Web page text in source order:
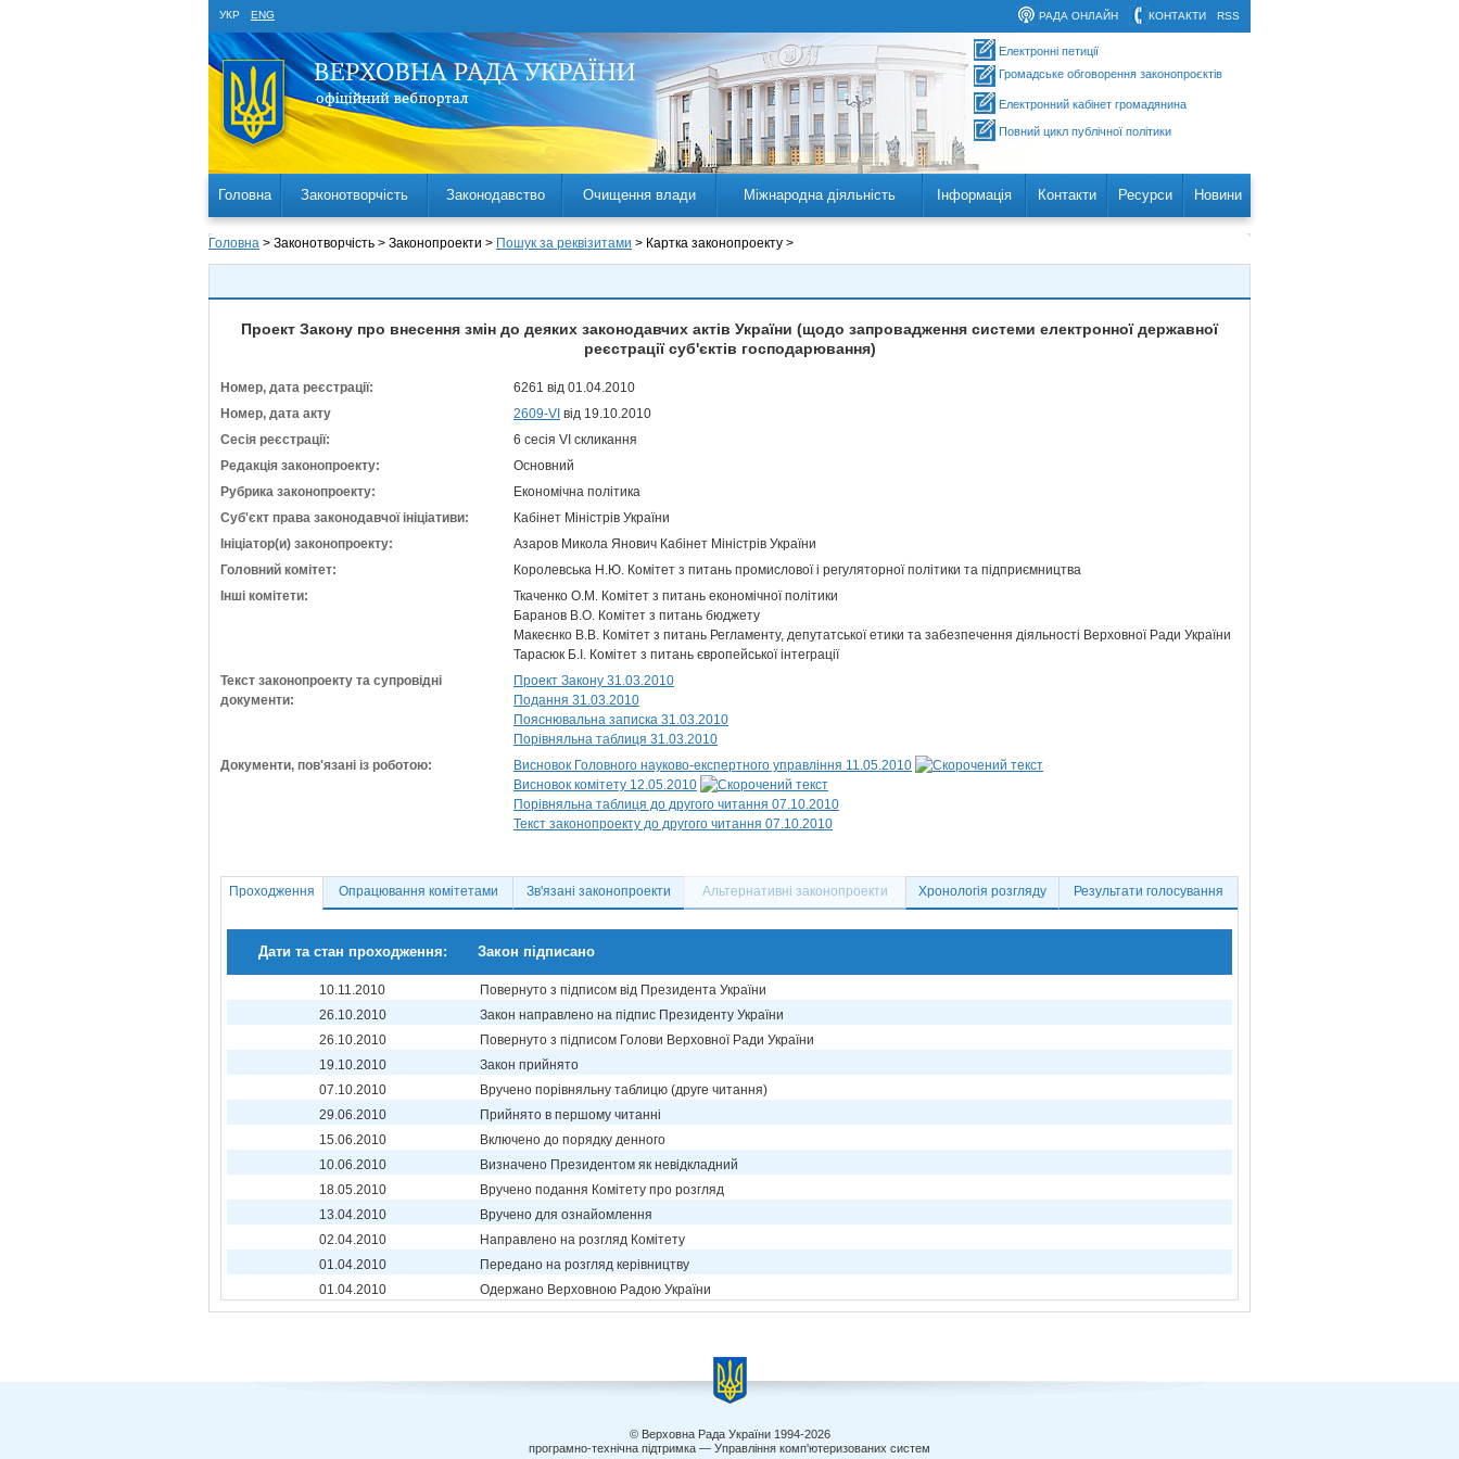
УКР ENG RSS
КОНТАКТИ
РАДА ОНЛАЙН
Електронні петиції
Громадське обговорення законопроєктів
Електронний кабінет громадянина
Повний цикл публічної політики
Головна Законотворчість Законодавство Очищення влади Міжнародна діяльність Інформація Контакти Ресурси Новини
Головна > Законотворчість > Законопроекти > Пошук за реквізитами > Картка законопроекту >
Проект Закону про внесення змін до деяких законодавчих актів України (щодо запровадження системи електронної державної
реєстрації суб'єктів господарювання)
Номер, дата реєстрації:
6261 від 01.04.2010
Номер, дата акту
2609-VI від 19.10.2010
Сесія реєстрації:
6 сесія VI скликання
Редакція законопроекту:
Основний
Рубрика законопроекту:
Економічна політика
Суб'єкт права законодавчої ініціативи:
Кабінет Міністрів України
Ініціатор(и) законопроекту:
Азаров Микола Янович Кабінет Міністрів України
Головний комітет:
Королевська Н.Ю. Комітет з питань промислової і регуляторної політики та підприємництва
Інші комітети:
Ткаченко О.М. Комітет з питань економічної політики
Баранов В.О. Комітет з питань бюджету
Макеєнко В.В. Комітет з питань Регламенту, депутатської етики та забезпечення діяльності Верховної Ради України
Тарасюк Б.І. Комітет з питань європейської інтеграції
Текст законопроекту та супровідні
документи:
Проект Закону 31.03.2010
Подання 31.03.2010
Пояснювальна записка 31.03.2010
Порівняльна таблиця 31.03.2010
Документи, пов'язані із роботою:
Висновок Головного науково-експертного управління 11.05.2010
Висновок комітету 12.05.2010
Порівняльна таблиця до другого читання 07.10.2010
Текст законопроекту до другого читання 07.10.2010
Проходження Опрацювання комітетами Зв'язані законопроекти Альтернативні законопроекти Хронологія розгляду Результати голосування
Дати та стан проходження: Закон підписано
10.11.2010
Повернуто з підписом від Президента України
26.10.2010
Закон направлено на підпис Президенту України
26.10.2010
Повернуто з підписом Голови Верховної Ради України
19.10.2010
Закон прийнято
07.10.2010
Вручено порівняльну таблицю (друге читання)
29.06.2010
Прийнято в першому читанні
15.06.2010
Включено до порядку денного
10.06.2010
Визначено Президентом як невідкладний
18.05.2010
Вручено подання Комітету про розгляд
13.04.2010
Вручено для ознайомлення
02.04.2010
Направлено на розгляд Комітету
01.04.2010
Передано на розгляд керівництву
01.04.2010
Одержано Верховною Радою України
© Верховна Рада України 1994-2026
програмно-технічна підтримка — Управління комп'ютеризованих систем